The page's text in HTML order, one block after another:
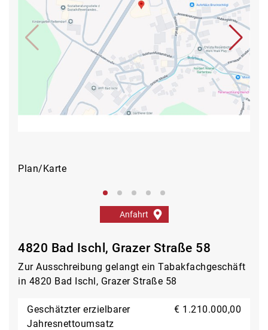
Plan/Karte
Anfahrt
4820 Bad Ischl, Grazer Straße 58
Zur Ausschreibung gelangt ein Tabakfachgeschäft
in 4820 Bad Ischl, Grazer Straße 58
Geschätzter erzielbarer
Jahresnettoumsatz
€ 1.210.000,00